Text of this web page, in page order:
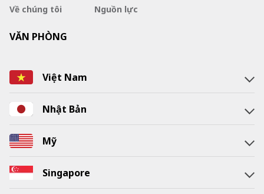
Về chúng tôi
Nguồn lực
VĂN PHÒNG
Việt Nam
Nhật Bản
Mỹ
Singapore